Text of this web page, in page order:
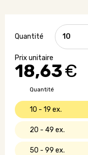
18,63€
quantité
de
Ensemble
5
couteaux
Quantité
10 - 19
20 - 49
50 - 99